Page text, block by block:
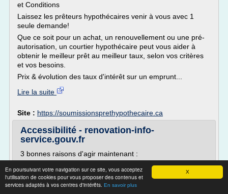
X
En poursuivant votre navigation sur ce site, vous acceptez
l'utilisation de cookies pour vous proposer des contenus et
services adaptés à vos centres d'intérêts. En savoir plus
et Conditions
Laissez les prêteurs hypothécaires venir à vous avec 1
seule demande!
Que ce soit pour un achat, un renouvellement ou une pré-
autorisation, un courtier hypothécaire peut vous aider à
obtenir le meilleur prêt au meilleur taux, selon vos critères
et vos besoins.
Prix & évolution des taux d'intérêt sur un emprunt...
Lire la suite
Site : https://soumissionsprethypothecaire.ca
Accessibilité - renovation-info-
service.gouv.fr
3 bonnes raisons d'agir maintenant :
- Pour faire baisser votre facture d'énergie
Changer la chaudière, faire poser des fenêtres à double
vitrage, isoler les murs et la toiture de votre logement...